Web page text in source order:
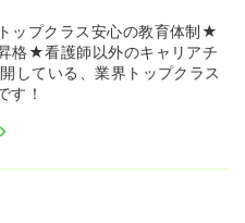
当からイラストを用いて丁
教えていただけます。毎日
られているため、自宅に持
います。
勤なしの無理ないシフト
んどなく、夜勤もないた
ンオフのメリハリをつけて
ップクラス安心の教育体制★
格★看護師以外のキャリアチ
している、業界トップクラス
す！